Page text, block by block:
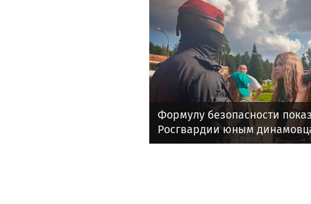
Формулу безопасности
Росгвардии юным
области